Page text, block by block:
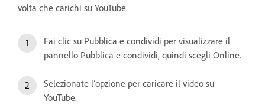
volta che carichi su YouTube.
Fai clic su Pubblica e condividi per visualizzare il
pannello Pubblica e condividi, quindi scegli Online.
Selezionate l’opzione per caricare il video su
YouTube.